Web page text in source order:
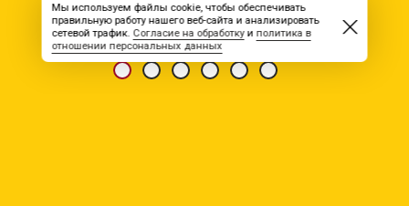
Мы используем файлы cookie, чтобы обеспечивать
правильную работу нашего веб-сайта и анализировать
сетевой трафик. Согласие на обработкуи политика в
отношении персональных данных